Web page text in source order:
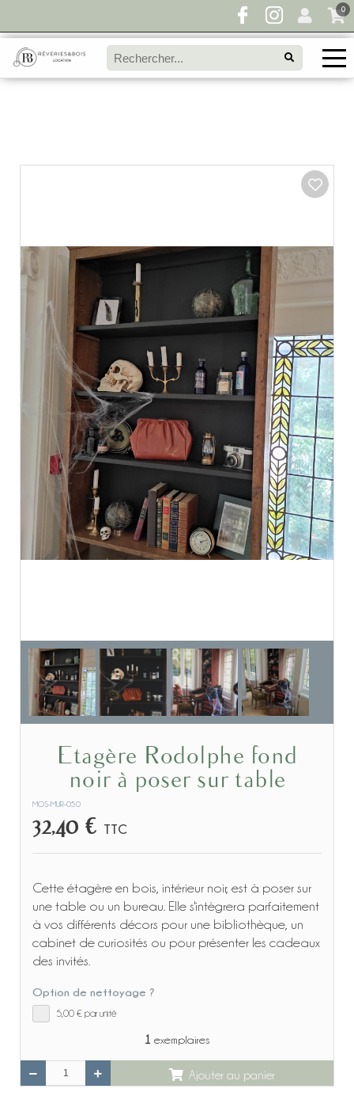
0
Pour toute demande de disponibilité, remplissez
Etagère Rodolphe fond
noir à poser sur table
MOS-MUR-050
32,40 € TTC
Cette étagère en bois, intérieur noir, est à poser sur
une table ou un bureau. Elle s'intègrera parfaitement
à vos différents décors pour une bibliothèque, un
cabinet de curiosités ou pour présenter les cadeaux
des invités.
Option de nettoyage ?
5,00 € par unité
1 exemplaires
Ajouter au panier